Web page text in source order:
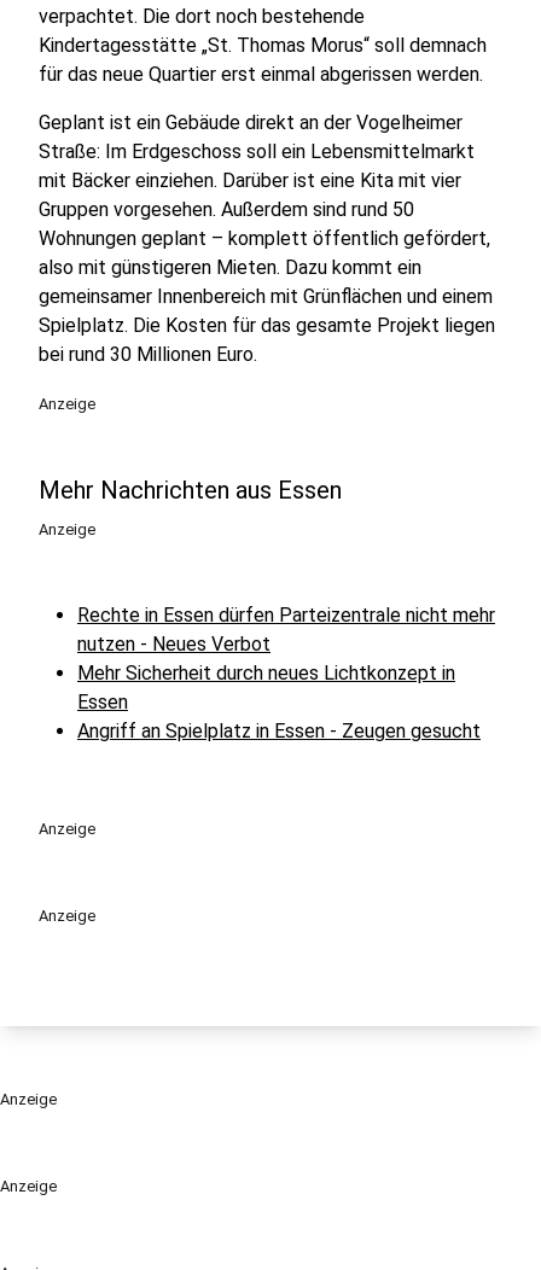
Anzeige
verpachtet. Die dort noch bestehende
Kindertagesstätte „St. Thomas Morus“ soll demnach
für das neue Quartier erst einmal abgerissen werden.
Geplant ist ein Gebäude direkt an der Vogelheimer
Straße: Im Erdgeschoss soll ein Lebensmittelmarkt
mit Bäcker einziehen. Darüber ist eine Kita mit vier
Gruppen vorgesehen. Außerdem sind rund 50
Wohnungen geplant – komplett öffentlich gefördert,
also mit günstigeren Mieten. Dazu kommt ein
gemeinsamer Innenbereich mit Grünflächen und einem
Spielplatz. Die Kosten für das gesamte Projekt liegen
bei rund 30 Millionen Euro.
Anzeige
Mehr Nachrichten aus Essen
Anzeige
Rechte in Essen dürfen Parteizentrale nicht mehr
nutzen - Neues Verbot
Mehr Sicherheit durch neues Lichtkonzept in
Essen
Angriff an Spielplatz in Essen - Zeugen gesucht
Anzeige
Anzeige
Anzeige